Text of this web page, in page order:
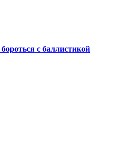
с баллистикой